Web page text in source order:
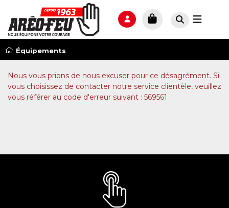
Équipements
Nous vous prions de nous excuser pour ce désagrément. Si
vous choisissez de contacter notre service clientèle, veuillez
vous référer au code d'erreur suivant : 569561